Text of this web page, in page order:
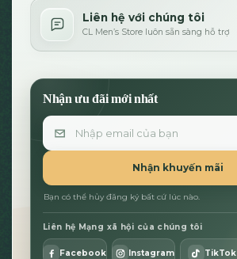
Liên hệ với chúng tôi
CL Men’s Store luôn sẵn sàng hỗ trợ
Nhận ưu đãi mới nhất
Email
Nhận khuyến mãi
Bạn có thể hủy đăng ký bất cứ lúc nào.
Liên hệ Mạng xã hội của chúng tôi
Facebook Instagram TikTok